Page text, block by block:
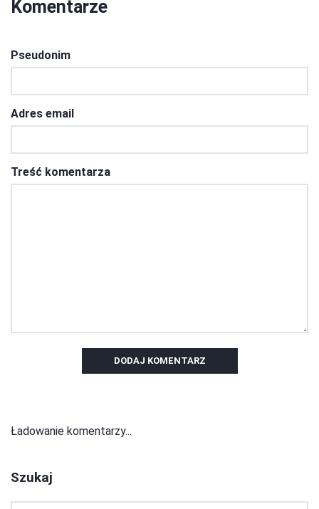
Komentarze
Pseudonim
Adres email
Treść komentarza
DODAJ KOMENTARZ
Ładowanie komentarzy...
Szukaj